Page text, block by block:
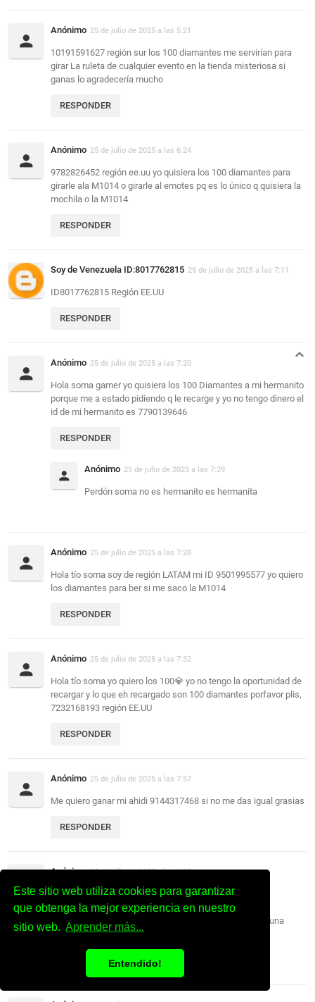
Este sitio web utiliza cookies para garantizar
que obtenga la mejor experiencia en nuestro
sitio web. Aprender más...
Entendido!
Anónimo 25 de julio de 2025 a las 5:21
10191591627 región sur los 100 diamantes me servirían para
girar La ruleta de cualquier evento en la tienda misteriosa si
ganas lo agradecería mucho
RESPONDER
Anónimo 25 de julio de 2025 a las 6:24
9782826452 región ee.uu yo quisiera los 100 diamantes para
girarle ala M1014 o girarle al emotes pq es lo único q quisiera la
mochila o la M1014
RESPONDER
Soy de Venezuela ID:8017762815 25 de julio de 2025 a las 7:11
ID8017762815 Región EE.UU
RESPONDER
Anónimo 25 de julio de 2025 a las 7:20
Hola soma gamer yo quisiera los 100 Diamantes a mi hermanito
porque me a estado pidiendo q le recarge y yo no tengo dinero el
id de mi hermanito es 7790139646
RESPONDER
Anónimo 25 de julio de 2025 a las 7:29
Perdón soma no es hermanito es hermanita
Anónimo 25 de julio de 2025 a las 7:28
Hola tío soma soy de región LATAM mi ID 9501995577 yo quiero
los diamantes para ber si me saco la M1014
RESPONDER
Anónimo 25 de julio de 2025 a las 7:32
Hola tío soma yo quiero los 100💎 yo no tengo la oportunidad de
recargar y lo que eh recargado son 100 diamantes porfavor plis,
7232168193 región EE.UU
RESPONDER
Anónimo 25 de julio de 2025 a las 7:57
Me quiero ganar mi ahidi 9144317468 si no me das igual grasias
RESPONDER
Anónimo 25 de julio de 2025 a las 8:03
ID: 3034449135
Región: Norteamérica
Quisiera los diamantes para sacar mi primer premio en una
ruleta
RESPONDER